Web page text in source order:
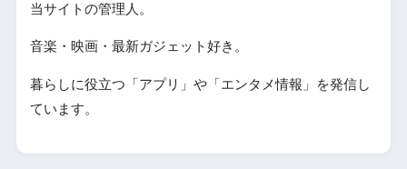
当サイトの管理人。
音楽・映画・最新ガジェット好き。
暮らしに役立つ「アプリ」や「エンタメ情報」を発信し
ています。